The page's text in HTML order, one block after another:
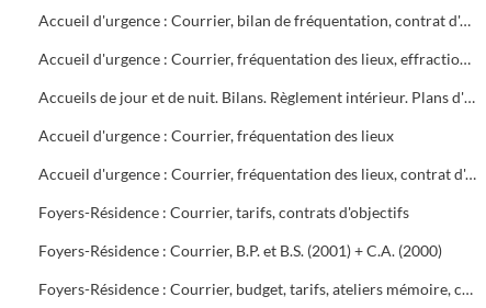
Accueil d'urgence : Courrier, bilan de fréquentation, contrat d'objectif, budget
Accueil d'urgence : Courrier, fréquentation des lieux, effractions diverses, budget
Accueils de jour et de nuit. Bilans. Règlement intérieur. Plans d'hébergement d'urgence
Accueil d'urgence : Courrier, fréquentation des lieux
Accueil d'urgence : Courrier, fréquentation des lieux, contrat d'objectif
Foyers-Résidence : Courrier, tarifs, contrats d'objectifs
Foyers-Résidence : Courrier, B.P. et B.S. (2001) + C.A. (2000)
Foyers-Résidence : Courrier, budget, tarifs, ateliers mémoire, convention H.L.M. projet de rénovation